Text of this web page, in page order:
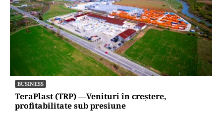
BUSINESS
TeraPlast (TRP) —Venituri în creștere,
profitabilitate sub presiune